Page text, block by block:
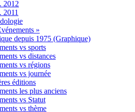
2012
2011
»
depuis 1975 (Graphique)
vs sports
vs distances
vs régions
vs journée
éditions
les plus anciens
vs Statut
vs thème